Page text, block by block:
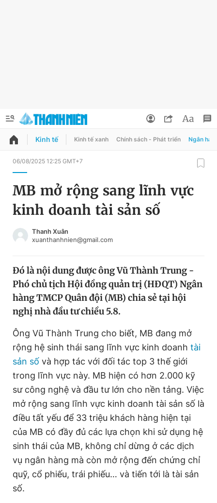
QUẢNG CÁO
Chuyên mục
Chuyên mục khác
Tin thị trường Tin 360
Video Magazine
Sản phẩm khác
Tiện ích Bạn cần biết
Thông tin tòa soạn Liên hệ quảng cáo
Đọc Thanh Niên trên điện thoại
Đổi mật khẩu
Tin đã lưu
Tin đã xem
Đăng xuất
Kinh tế Kinh tế xanh Chính sách - Phát triển Ngân
06/08/2025 12:25 GMT+7
MB mở rộng sang lĩnh vực
kinh doanh tài sản số
Thanh Xuân
xuanthanhnien@gmail.com
Đó là nội dung được ông Vũ Thành Trung -
Phó chủ tịch Hội đồng quản trị (HĐQT) Ngân
hàng TMCP Quân đội (MB) chia sẻ tại hội
nghị nhà đầu tư chiều 5.8.
Ông Vũ Thành Trung cho biết, MB đang mở
rộng hệ sinh thái sang lĩnh vực kinh doanh tài
sản số và hợp tác với đối tác top 3 thế giới
trong lĩnh vực này. MB hiện có hơn 2.000 kỹ
sư công nghệ và đầu tư lớn cho nền tảng. Việc
mở rộng sang lĩnh vực kinh doanh tài sản số là
điều tất yếu để 33 triệu khách hàng hiện tại
của MB có đầy đủ các lựa chọn khi sử dụng hệ
sinh thái của MB, không chỉ dừng ở các dịch
vụ ngân hàng mà còn mở rộng đến chứng chỉ
quỹ, cổ phiếu, trái phiếu… và tiến tới là tài sản
số.